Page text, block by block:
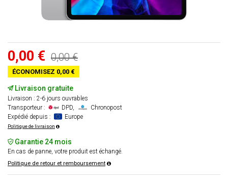
0,00 € 0,00 €
ÉCONOMISEZ 0,00 €
Livraison gratuite
Livraison : 2-6 jours ouvrables
Transporteur :
DPD,
Chronopost
Expédié depuis :
Europe
Politique de livraison
Garantie 24 mois
En cas de panne, votre produit est échangé.
Politique de retour et remboursement